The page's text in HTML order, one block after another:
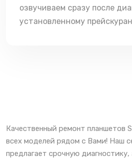
озвучиваем сразу после
установленному
Качественный ремонт планшетов
всех моделей рядом с Вами! Наш
предлагает срочную диагностику,